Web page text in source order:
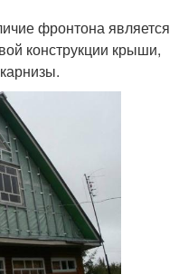
фронтона является
конструкции крыши,